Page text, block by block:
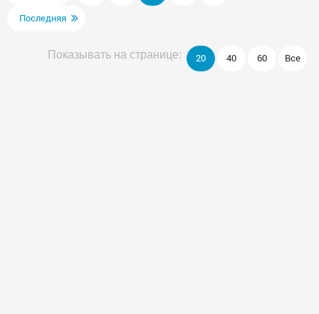
Последняя
Показывать на странице: 20 40 60 Все